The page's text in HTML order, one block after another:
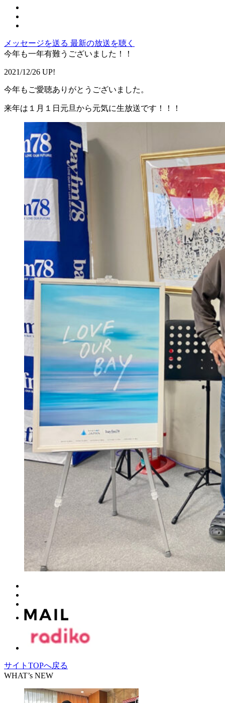
メッセージを送る 最新の放送を聴く
今年も一年有難うございました！！
2021/12/26 UP!
今年もご愛聴ありがとうございました。
来年は１月１日元旦から元気に生放送です！！！
サイトTOPへ戻る
WHAT’s NEW